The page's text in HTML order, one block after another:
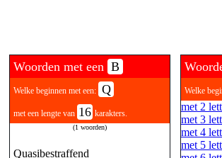
Woorden met een B
Welke beginnen met een: Q
met een lengte van 16 karakters.
(1 woorden)
Quasibestraffend
Welke
met 2
met 3
met 4
met 5